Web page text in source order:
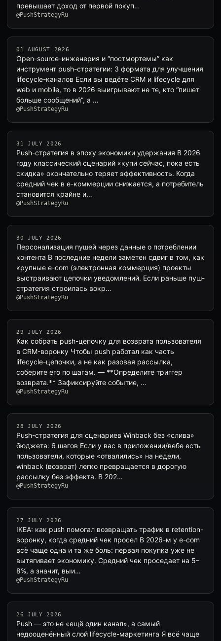
превышает доход от первой покуп…
@PushStrategyRu
01 AUGUST 2026
Open-source-инженерия и “постмортемы” как
инструмент push-стратегии: 3 формата для улучшения
lifecycle-каналов Если вы ведёте CRM и lifecycle для
web и mobile, то в 2026 выигрывают не те, кто “пишет
больше сообщений”, а …
@PushStrategyRu
31 JULY 2026
Push-стратегия в эпоху экономики удержания В 2026
году классический сценарий «купи сейчас, пока есть
скидка» окончательно теряет эффективность. Когда
средний чек в е-коммерции снижается, а потребитель
становится крайне и…
@PushStrategyRu
30 JULY 2026
Персонализация пушей через данные о потреблении
контента В последние недели заметен сдвиг в том, как
крупные e-com (электронная коммерция) проекты
выстраивают цепочки уведомлений. Если раньше пуш-
стратегия строилась вокр…
@PushStrategyRu
29 JULY 2026
Как собрать push-цепочку для возврата пользователя
в CRM-воронку Чтобы push работал как часть
lifecycle-цепочки, а не как разовая рассылка,
соберите его по шагам. — **Определите триггер
возврата.** Зафиксируйте событие, …
@PushStrategyRu
28 JULY 2026
Push-стратегия для сценариев Winback без «слива»
бюджета: 6 шагов Если у вас в приложении/вебе есть
пользователи, которые «отвалились» на недели,
winback (возврат) легко превращается в дорогую
рассылку без эффекта. В 202…
@PushStrategyRu
27 JULY 2026
IKEA: как push помогал возвращать трафик в retention-
воронку, когда средний чек просел В 2026-м у e-com
всё чаще одна и та же боль: первая покупка уже не
вытягивает экономику. Средний чек проседает на 5–
8%, а значит, выи…
@PushStrategyRu
26 JULY 2026
Push — это не «ещё один канал», а самый
недооценённый слой lifecycle-маркетинга Я всё чаще